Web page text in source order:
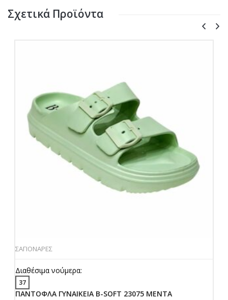
Σχετικά Προϊόντα
ΣΑΓΙΟΝΑΡΕΣ
Διαθέσιμα νούμερα:
37
ΠΑΝΤΟΦΛΑ ΓΥΝΑΙΚΕΙΑ B-SOFT 23075 ΜΕΝΤΑ